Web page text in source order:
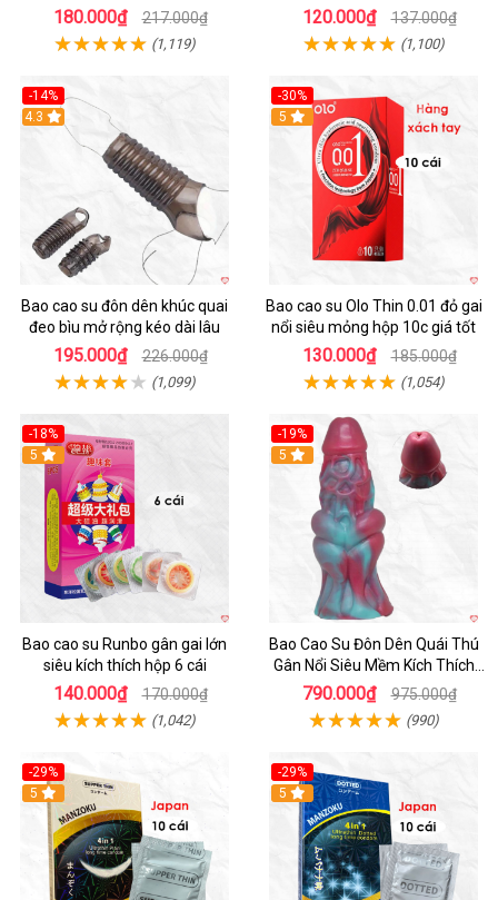
cái
180.000₫ 217.000₫
(1,119)
cảm
120.000₫ 137.000₫
(1,100)
-14%
4.3
Bao cao su đôn dên khúc quai
đeo bìu mở rộng kéo dài lâu
195.000₫ 226.000₫
(1,099)
-30%
5
Bao cao su Olo Thin 0.01 đỏ gai
nổi siêu mỏng hộp 10c giá tốt
130.000₫ 185.000₫
(1,054)
-18%
Hot
5
Bao cao su Runbo gân gai lớn
siêu kích thích hộp 6 cái
140.000₫ 170.000₫
(1,042)
-19%
5
Bao Cao Su Đôn Dên Quái Thú
Gân Nổi Siêu Mềm Kích Thích
Tột Đỉnh
790.000₫ 975.000₫
(990)
-29%
5
-29%
5